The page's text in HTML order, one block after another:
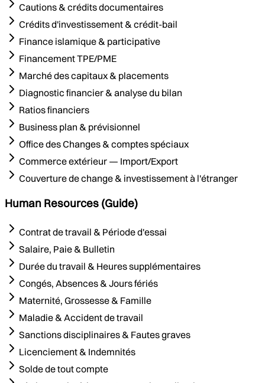
Cautions & crédits documentaires
Crédits d'investissement & crédit-bail
Finance islamique & participative
Financement TPE/PME
Marché des capitaux & placements
Diagnostic financier & analyse du bilan
Ratios financiers
Business plan & prévisionnel
Office des Changes & comptes spéciaux
Commerce extérieur — Import/Export
Couverture de change & investissement à l'étranger
Human Resources (Guide)
Contrat de travail & Période d'essai
Salaire, Paie & Bulletin
Durée du travail & Heures supplémentaires
Congés, Absences & Jours fériés
Maternité, Grossesse & Famille
Maladie & Accident de travail
Sanctions disciplinaires & Fautes graves
Licenciement & Indemnités
Solde de tout compte